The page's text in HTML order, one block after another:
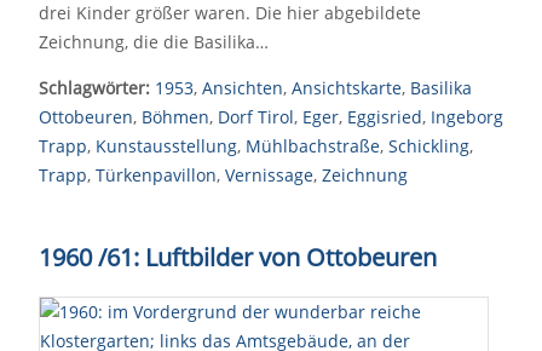
drei Kinder größer waren. Die hier abgebildete
Zeichnung, die die Basilika…
Schlagwörter: 1953, Ansichten, Ansichtskarte, Basilika
Ottobeuren, Böhmen, Dorf Tirol, Eger, Eggisried, Ingeborg
Trapp, Kunstausstellung, Mühlbachstraße, Schickling,
Trapp, Türkenpavillon, Vernissage, Zeichnung
1960 /61: Luftbilder von Ottobeuren